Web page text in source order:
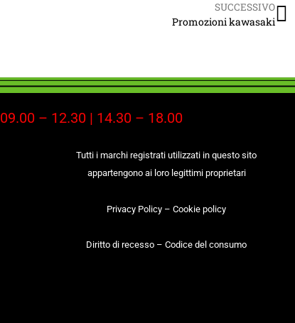
SUCCESSIVO
Promozioni kawasaki
09.00 – 12.30 | 14.30 – 18.00
Tutti i marchi registrati utilizzati in questo sito
appartengono ai loro legittimi proprietari
Privacy Policy –Cookie policy
Diritto di recesso –Codice del consumo